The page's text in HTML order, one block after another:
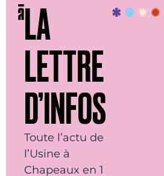
LA
LETTRE
D’INFOS
Toute l’actu de
l’Usine à
Chapeaux en 1